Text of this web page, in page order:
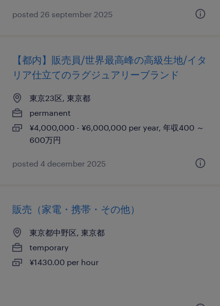
posted 26 september 2025
【都内】販売員/世界最高峰の高級生地/イタ
リア仕立てのラグジュアリーブランド
東京23区, 東京都
permanent
¥4,000,000 - ¥6,000,000 per year, 年収400 ～
600万円
posted 4 december 2025
販売（家電・携帯・その他）
東京都中野区, 東京都
temporary
¥1430.00 per hour